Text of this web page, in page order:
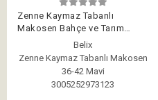
Zenne Kaymaz Tabanlı
Makosen Bahçe ve Tarım
Ayakkabısı 36-42 Mavi
Belix
Zenne Kaymaz Tabanlı Makosen
36-42 Mavi
3005252973123